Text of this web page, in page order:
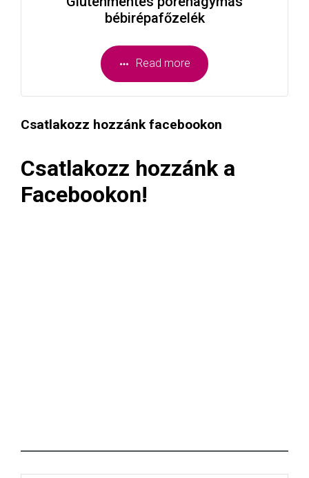
bébirépafőzelék
Read more
Csatlakozz hozzánk facebookon
Csatlakozz hozzánk a
Facebookon!